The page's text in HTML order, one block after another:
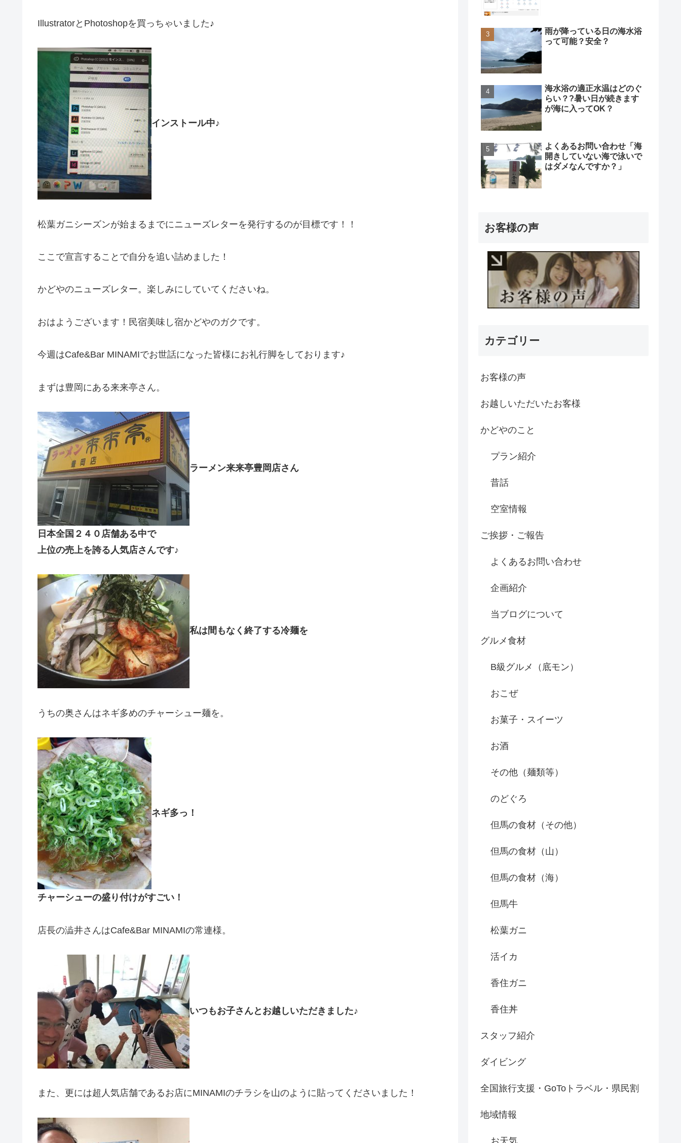
IllustratorとPhotoshopを買っちゃいました♪
インストール中♪
松葉ガニシーズンが始まるまでにニューズレターを発行するのが目標です！！
ここで宣言することで自分を追い詰めました！
かどやのニューズレター。楽しみにしていてくださいね。
おはようございます！民宿美味し宿かどやのガクです。
今週はCafe&Bar MINAMIでお世話になった皆様にお礼行脚をしております♪
まずは豊岡にある来来亭さん。
ラーメン来来亭豊岡店さん
日本全国２４０店舗ある中で
上位の売上を誇る人気店さんです♪
私は間もなく終了する冷麺を
うちの奥さんはネギ多めのチャーシュー麺を。
ネギ多っ！
チャーシューの盛り付けがすごい！
店長の澁井さんはCafe&Bar MINAMIの常連様。
いつもお子さんとお越しいただきました♪
また、更には超人気店舗であるお店にMINAMIのチラシを山のように貼ってくださいました！
雨が降っている日の海水浴
って可能？安全？
海水浴の適正水温はどのぐ
らい？?暑い日が続きます
が海に入ってOK？
よくあるお問い合わせ「海
開きしていない海で泳いで
はダメなんですか？」
お客様の声
カテゴリー
お客様の声
お越しいただいたお客様
かどやのこと
プラン紹介
昔話
空室情報
ご挨拶・ご報告
よくあるお問い合わせ
企画紹介
当ブログについて
グルメ食材
B級グルメ（底モン）
おこぜ
お菓子・スイーツ
お酒
その他（麺類等）
のどぐろ
但馬の食材（その他）
但馬の食材（山）
但馬の食材（海）
但馬牛
松葉ガニ
活イカ
香住ガニ
香住丼
スタッフ紹介
ダイビング
全国旅行支援・GoToトラベル・県民割
地域情報
お天気